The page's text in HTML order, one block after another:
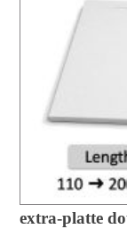
extra-platte